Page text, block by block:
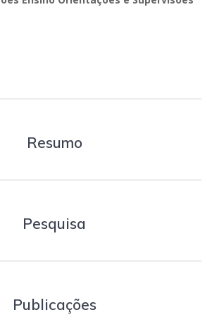
Resumo
Pesquisa
Publicações